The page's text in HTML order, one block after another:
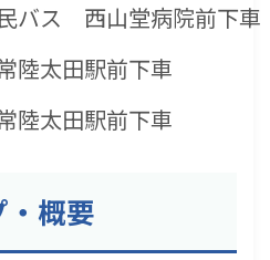
バス 西山堂病院前下車
太田駅前下車
陸太田駅前下車
概要